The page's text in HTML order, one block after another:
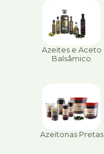
Azeites e Aceto
Balsâmico
Azeitonas Pretas